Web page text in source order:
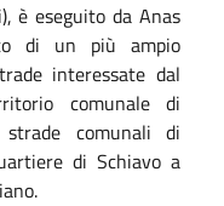
è eseguito da Anas
di un più ampio
interessate dal
comunale di
comunali di
di Schiavo a